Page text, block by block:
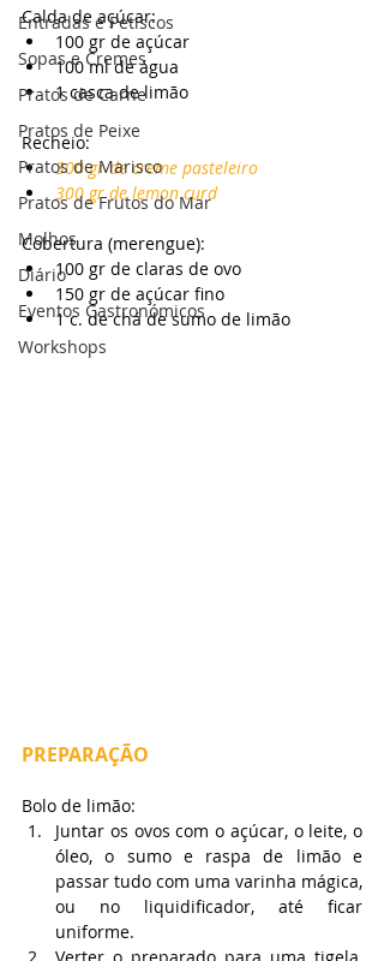
Entradas e Petiscos
Sopas e Cremes
Pratos de Carne
Pratos de Peixe
Pratos de Marisco
Pratos de Frutos do Mar
Molhos
Diário
Eventos Gastronómicos
Workshops
Calda de açúcar:
100 gr de açúcar
100 ml de água
1 casca de limão
Recheio:
300 gr de creme pasteleiro
300 gr de lemon curd
Cobertura (merengue):
100 gr de claras de ovo
150 gr de açúcar fino
1 c. de chá de sumo de limão
PREPARAÇÃO
Bolo de limão:
Juntar os ovos com o açúcar, o leite, o
óleo, o sumo e raspa de limão e
passar tudo com uma varinha mágica,
ou no liquidificador, até ficar
uniforme.
Verter o preparado para uma tigela,